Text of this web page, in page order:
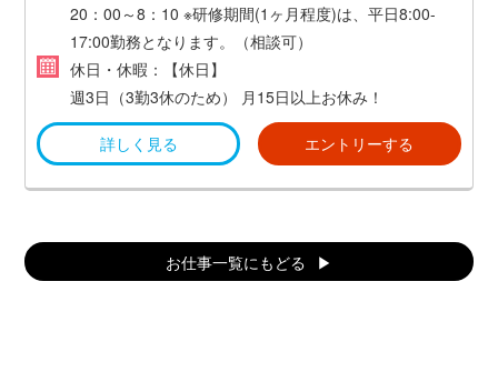
①＋②＝198,616円
20：00～8：10 ※研修期間(1ヶ月程度)は、平日8:00-
17:00勤務となります。（相談可）
休日・休暇：【休日】
週3日（3勤3休のため）
月15日以上お休み！
詳しく見る エントリーする
お仕事一覧にもどる